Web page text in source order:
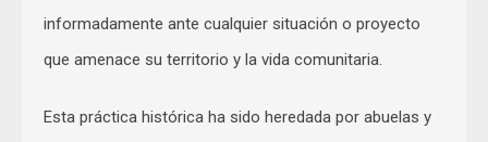
informadamente ante cualquier situación o proyecto
que amenace su territorio y la vida comunitaria.
Esta práctica histórica ha sido heredada por abuelas y